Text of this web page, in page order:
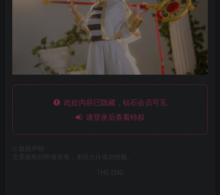
此处内容已隐藏，钻石会员可见
请登录后查看特权
版权声明
文章版权归作者所有，未经允许请勿转载。
THE END